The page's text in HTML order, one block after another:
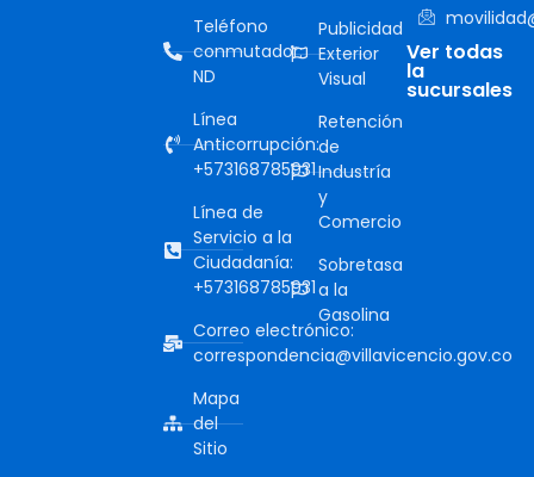
Teléfono
conmutador:
ND
Línea
Anticorrupción:
+573168785931
Línea de
Servicio a la
Ciudadanía:
+573168785931
Correo electrónico:
correspondencia@villavicencio.gov.co
Mapa
del
Sitio
Publicidad
Exterior
Visual
Retención
de
Industría
y
Comercio
Sobretasa
a la
Gasolina
Ver todas
la
sucursales